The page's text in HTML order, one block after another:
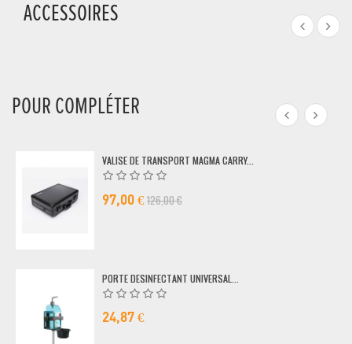
ACCESSOIRES
POUR COMPLÉTER
VALISE DE TRANSPORT MAGMA CARRY...
97,00 €126,00 €
PORTE DESINFECTANT UNIVERSAL...
24,87 €